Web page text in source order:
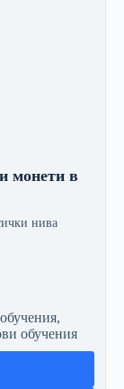
монети в
нива
,
обучения